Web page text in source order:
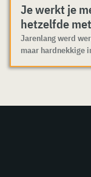
Je werkt je
hetzelfde
Jarenlang werd
maar